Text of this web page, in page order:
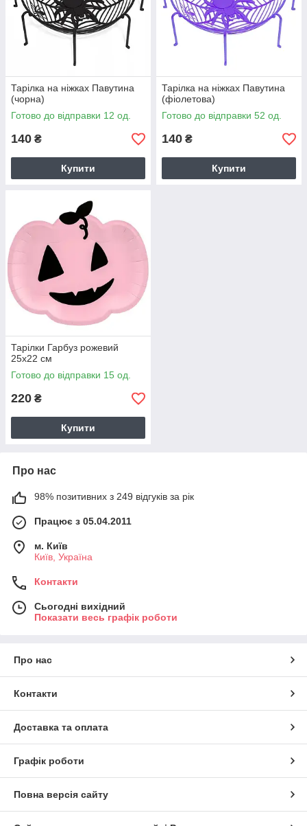
Тарілка на ніжках Павутина
(чорна)
Готово до відправки 12 од.
140 ₴
Купити
Тарілка на ніжках Павутина
(фіолетова)
Готово до відправки 52 од.
140 ₴
Купити
Тарілки Гарбуз рожевий
25х22 см
Готово до відправки 15 од.
220 ₴
Купити
Про нас
98% позитивних з 249 відгуків за рік
Працює з 05.04.2011
м. Київ
Київ, Україна
Контакти
Сьогодні вихідний
Показати весь графік роботи
Про нас
Контакти
Доставка та оплата
Графік роботи
Повна версія сайту